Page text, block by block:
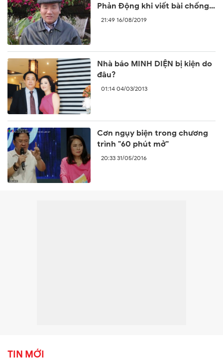
Phản Động khi viết bài chống
lại sự ngang ngược của Trung
21:49 16/08/2019
Nhà báo MINH DIỆN bị kiện do
đâu?
01:14 04/03/2013
Cơn ngụy biện trong chương
trình "60 phút mở"
20:33 31/05/2016
TIN MỚI